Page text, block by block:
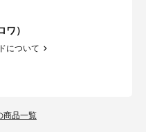
ワ）
について
商品一覧